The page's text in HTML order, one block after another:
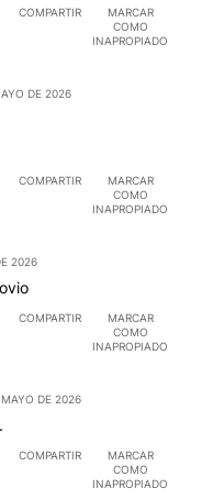
COMPARTIR
MARCAR
COMO
INAPROPIADO
DE 2026
COMPARTIR
MARCAR
COMO
INAPROPIADO
2026
COMPARTIR
MARCAR
COMO
INAPROPIADO
DE 2026
COMPARTIR
MARCAR
COMO
INAPROPIADO